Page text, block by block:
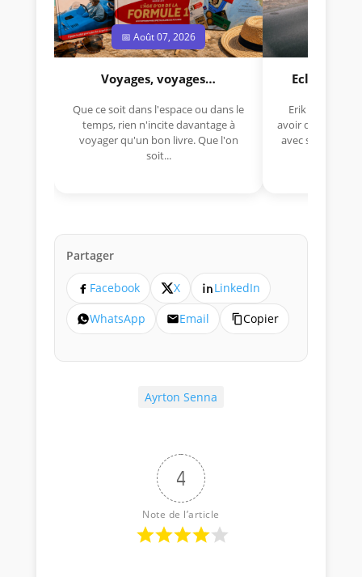
📅 Août 07, 2026
Voyages, voyages…
Que ce soit dans l'espace ou dans le
temps, rien n'incite davantage à
voyager qu'un bon livre. Que l'on
soit...
Eclectica
Erik Comas,
avoir déjà
avec sa Lancia
Partager
Facebook X
LinkedIn
WhatsApp
Email Copier
Ayrton Senna
4
Note de l’article